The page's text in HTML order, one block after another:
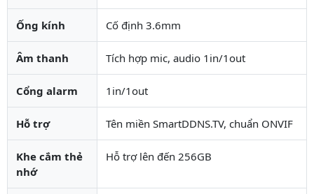
Ống kính Cố định 3.6mm
Âm thanh Tích hợp mic, audio 1in/1out
Cổng alarm 1in/1out
Hỗ trợ Tên miền SmartDDNS.TV, chuẩn ONVIF
Khe cắm thẻ
nhớ
Hỗ trợ lên đến 256GB